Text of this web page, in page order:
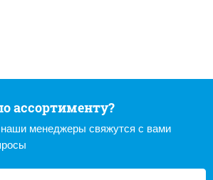
ассортименту?
менеджеры свяжутся с вами